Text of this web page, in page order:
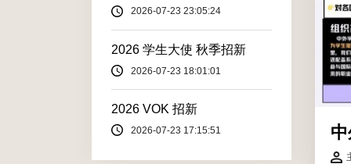
2026-07-23 23:05:24
2026 学生大使 秋季招新
2026-07-23 18:01:01
2026 VOK 招新
2026-07-23 17:15:51